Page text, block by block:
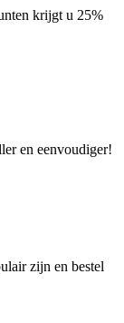
krijgt u 25%
en eenvoudiger!
zijn en bestel